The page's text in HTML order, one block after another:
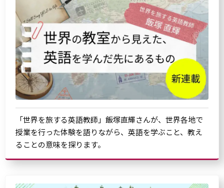
「世界を旅する英語教師」飯塚直輝さんが、世界各地で
授業を行った体験を語りながら、英語を学ぶこと、教え
ることの意味を探ります。